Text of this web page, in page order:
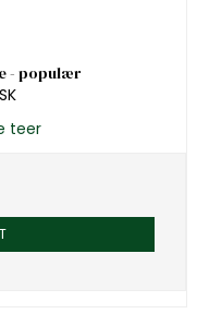
- populær
teer